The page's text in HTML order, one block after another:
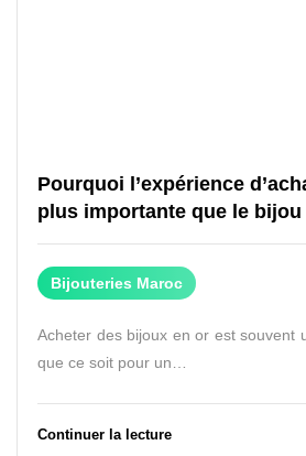
Pourquoi l’expérience
plus importante que le bijou
Bijouteries Maroc
Acheter des bijoux en or est souvent
que ce soit pour un…
Continuer la lecture